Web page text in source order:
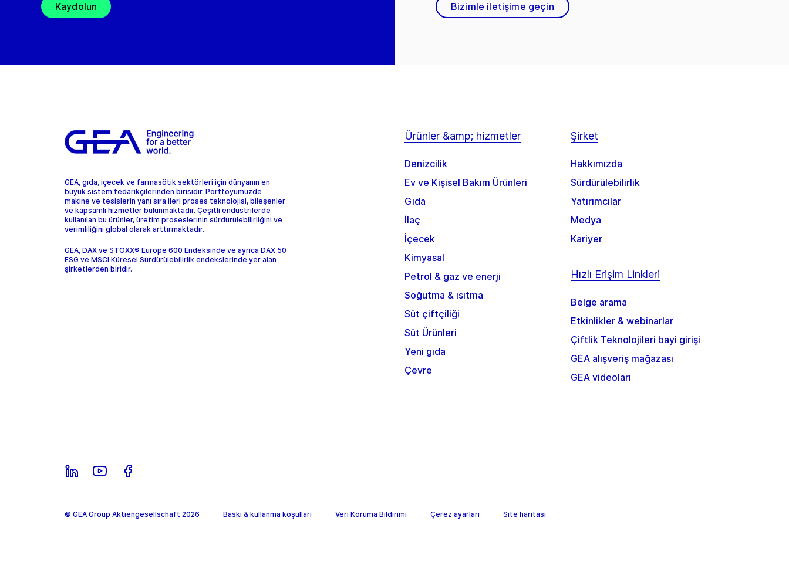
Kaydolun Bizimle iletişime geçin
GEA, gıda, içecek ve farmasötik sektörleri için dünyanın en
büyük sistem tedarikçilerinden birisidir. Portföyümüzde
makine ve tesislerin yanı sıra ileri proses teknolojisi, bileşenler
ve kapsamlı hizmetler bulunmaktadır. Çeşitli endüstrilerde
kullanılan bu ürünler, üretim proseslerinin sürdürülebilirliğini ve
verimliliğini global olarak arttırmaktadır.
GEA, DAX ve STOXX® Europe 600 Endeksinde ve ayrıca DAX 50
ESG ve MSCI Küresel Sürdürülebilirlik endekslerinde yer alan
şirketlerden biridir.
Ürünler &amp; hizmetler
Denizcilik
Ev ve Kişisel Bakım Ürünleri
Gıda
İlaç
İçecek
Kimyasal
Petrol & gaz ve enerji
Soğutma & ısıtma
Süt çiftçiliği
Süt Ürünleri
Yeni gıda
Çevre
Şirket
Hakkımızda
Sürdürülebilirlik
Yatırımcılar
Medya
Kariyer
Hızlı Erişim Linkleri
Belge arama
Etkinlikler & webinarlar
Çiftlik Teknolojileri bayi girişi
GEA alışveriş mağazası
GEA videoları
© GEA Group Aktiengesellschaft 2026 Baskı & kullanma koşulları Veri Koruma Bildirimi Çerez ayarları Site haritası